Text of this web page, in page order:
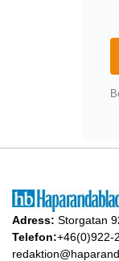
Adress: Storgatan
Telefon:+46(0)922-